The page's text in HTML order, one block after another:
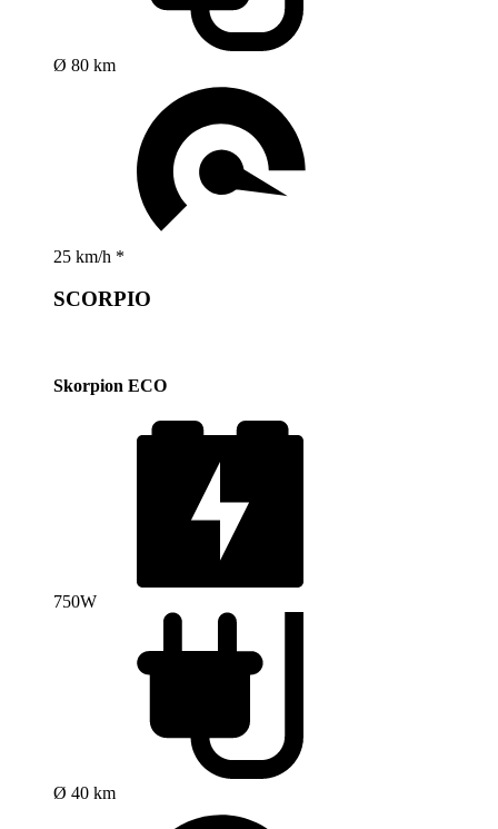
Ø 80 km
25 km/h *
SCORPIO
Skorpion ECO
750W
Ø 40 km